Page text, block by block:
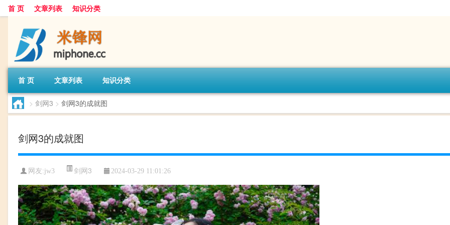
首 页 文章列表 知识分类
首 页 文章列表 知识分类
> 剑网3 > 剑网3的成就图
剑网3的成就图
网友:jw3 剑网3 2024-03-29 11:01:26